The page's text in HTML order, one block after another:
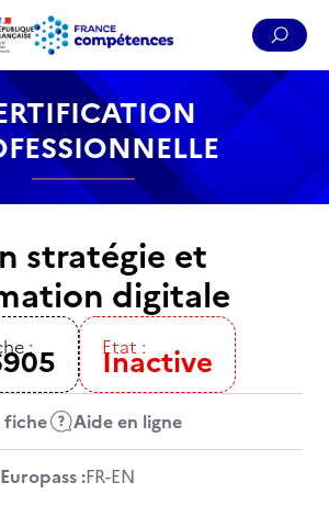
Menu Pied de page
de navigation
stratégie et
digitale
: Etat :
Inactive
fiche Aide en ligne
:FR-EN